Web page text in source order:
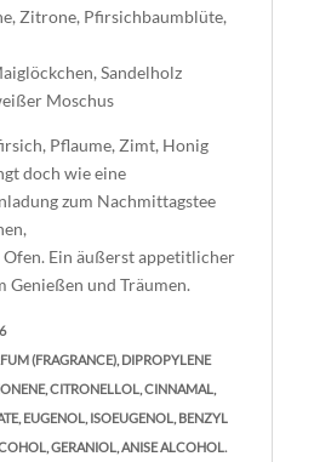
Zitrone, Pfirsichbaumblüte,
Sandelholz
Moschus
Pflaume, Zimt, Honig
doch wie eine
zum Nachmittagstee
Ofen. Ein äußerst appetitlicher
und Träumen.
(FRAGRANCE), DIPROPYLENE
CITRONELLOL, CINNAMAL,
EUGENOL, ISOEUGENOL, BENZYL
GERANIOL, ANISE ALCOHOL.